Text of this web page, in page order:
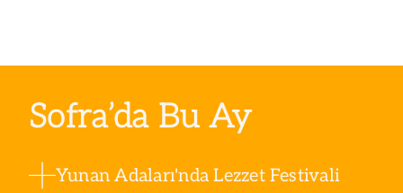
Sofra’da Bu Ay
Yunan Adaları'nda Lezzet Festivali